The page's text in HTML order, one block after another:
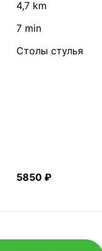
4,7 km
7 min
Столы стулья
5850 ₽